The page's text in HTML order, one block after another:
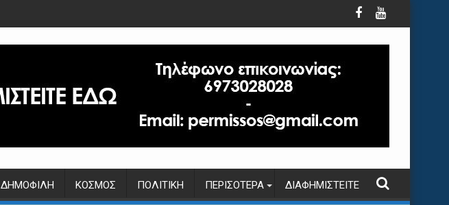
ΔΗΜΟΦΙΛΉ ΚΌΣΜΟΣ ΠΟΛΙΤΙΚΉ ΠΕΡΙΣΌΤΕΡΑ ΔΙΑΦΗΜΙΣΤΕΊΤΕ